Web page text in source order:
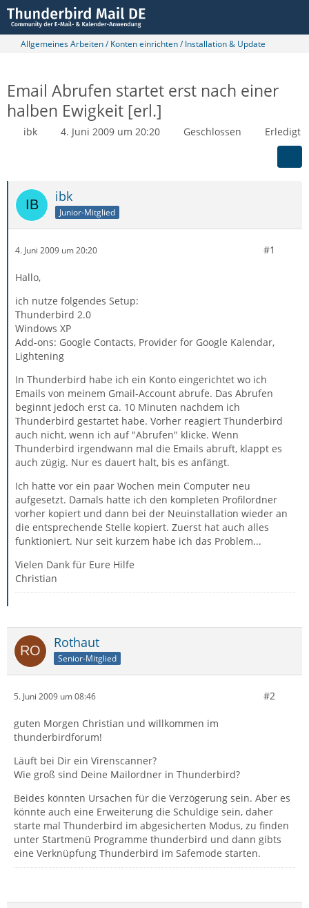
Allgemeines Arbeiten / Konten einrichten / Installation & Update
Email Abrufen startet erst nach einer
halben Ewigkeit [erl.]
ibk 4. Juni 2009 um 20:20 Geschlossen Erledigt
ibk
Junior-Mitglied
4. Juni 2009 um 20:20 #1
Hallo,
ich nutze folgendes Setup:
Thunderbird 2.0
Windows XP
Add-ons: Google Contacts, Provider for Google Kalendar,
Lightening
In Thunderbird habe ich ein Konto eingerichtet wo ich
Emails von meinem Gmail-Account abrufe. Das Abrufen
beginnt jedoch erst ca. 10 Minuten nachdem ich
Thunderbird gestartet habe. Vorher reagiert Thunderbird
auch nicht, wenn ich auf "Abrufen" klicke. Wenn
Thunderbird irgendwann mal die Emails abruft, klappt es
auch zügig. Nur es dauert halt, bis es anfängt.
Ich hatte vor ein paar Wochen mein Computer neu
aufgesetzt. Damals hatte ich den kompleten Profilordner
vorher kopiert und dann bei der Neuinstallation wieder an
die entsprechende Stelle kopiert. Zuerst hat auch alles
funktioniert. Nur seit kurzem habe ich das Problem...
Vielen Dank für Eure Hilfe
Christian
Rothaut
Senior-Mitglied
5. Juni 2009 um 08:46 #2
guten Morgen Christian und willkommen im
thunderbirdforum!
Läuft bei Dir ein Virenscanner?
Wie groß sind Deine Mailordner in Thunderbird?
Beides könnten Ursachen für die Verzögerung sein. Aber es
könnte auch eine Erweiterung die Schuldige sein, daher
starte mal Thunderbird im abgesicherten Modus, zu finden
unter Startmenü Programme thunderbird und dann gibts
eine Verknüpfung Thunderbird im Safemode starten.